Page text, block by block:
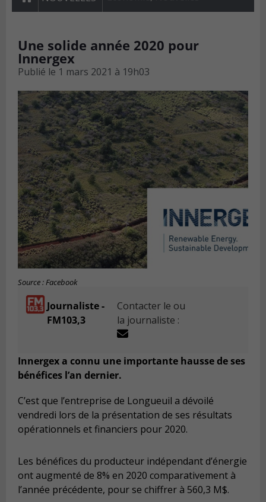
Une solide année 2020 pour
Innergex
Publié le 1 mars 2021 à 19h03
Source : Facebook
Journaliste -
FM103,3
Contacter le ou
la journaliste :
Innergex a connu une importante hausse de ses
bénéfices l’an dernier.
C’est que l’entreprise de Longueuil a dévoilé
vendredi lors de la présentation de ses résultats
opérationnels et financiers pour 2020.
Les bénéfices du producteur indépendant d’énergie
ont augmenté de 8% en 2020 comparativement à
l’année précédente, pour se chiffrer à 560,3 M$.